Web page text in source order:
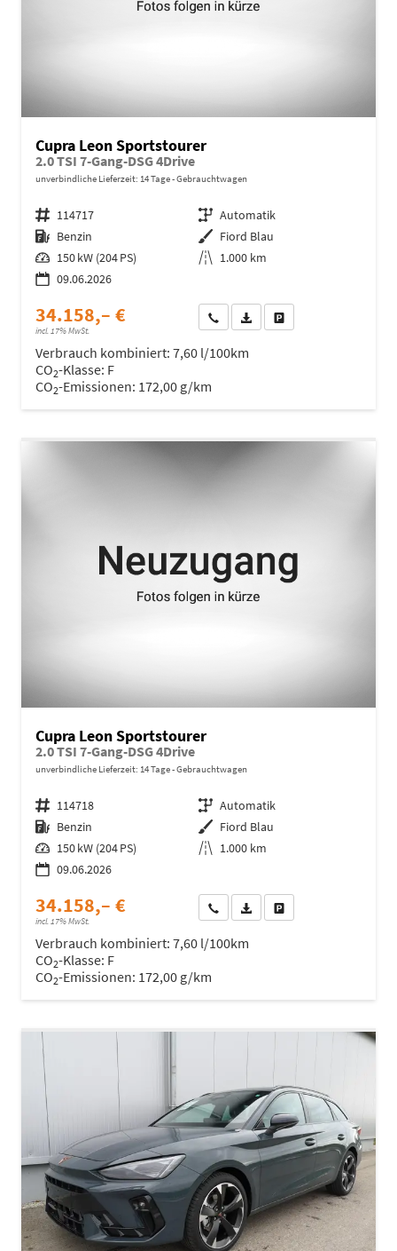
Cupra Leon Sportstourer
2.0 TSI 7-Gang-DSG 4Drive
unverbindliche Lieferzeit: 14 Tage Gebrauchtwagen
Fahrzeugnr. 114717 Getriebe Automatik
Kraftstoff Benzin Außenfarbe Fiord Blau
Leistung 150 kW (204 PS) Kilometerstand 1.000 km
09.06.2026
34.158,– €
incl. 17% MwSt.
Wir rufen Sie anFahrzeugexposé (PDF)
Verbrauch kombiniert: 7,60 l/100km
CO2-Klasse: F
CO2-Emissionen: 172,00 g/km
Cupra Leon Sportstourer
2.0 TSI 7-Gang-DSG 4Drive
unverbindliche Lieferzeit: 14 Tage Gebrauchtwagen
Fahrzeugnr. 114718 Getriebe Automatik
Kraftstoff Benzin Außenfarbe Fiord Blau
Leistung 150 kW (204 PS) Kilometerstand 1.000 km
09.06.2026
34.158,– €
incl. 17% MwSt.
Wir rufen Sie anFahrzeugexposé (PDF)
Verbrauch kombiniert: 7,60 l/100km
CO2-Klasse: F
CO2-Emissionen: 172,00 g/km